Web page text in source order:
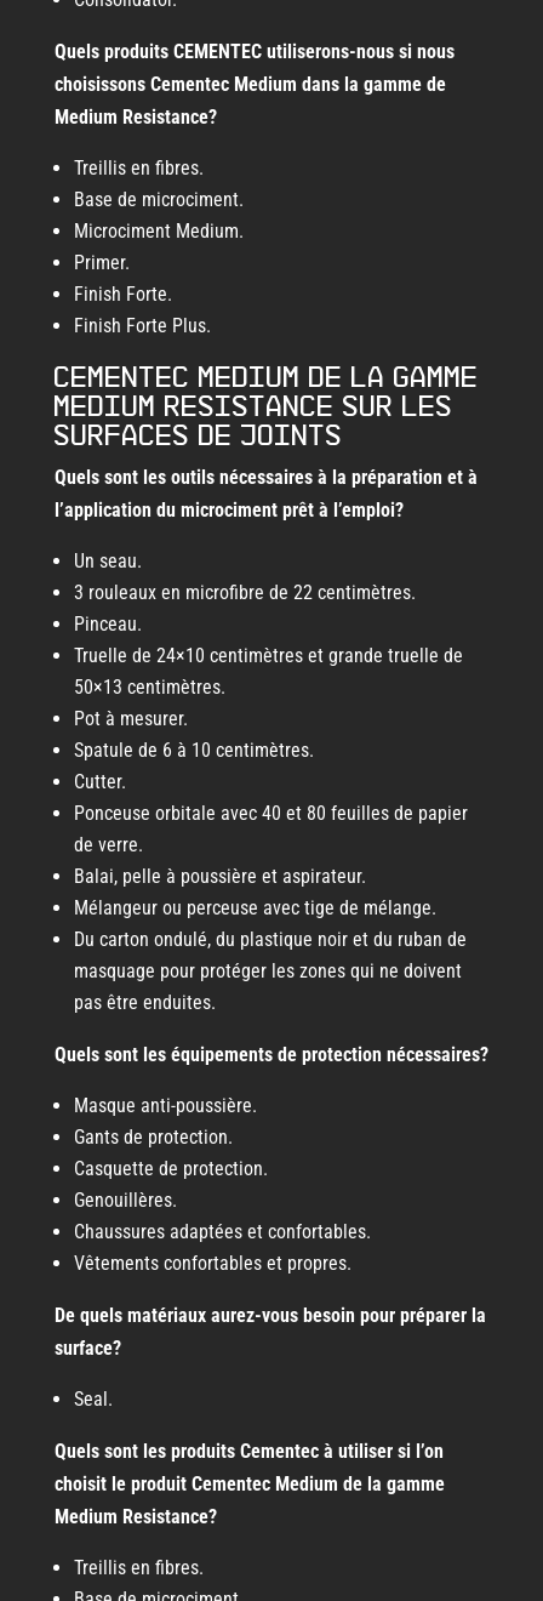
Quels produits CEMENTEC utiliserons-nous si nous
choisissons Cementec Medium dans la gamme de
Medium Resistance?
Treillis en fibres.
Base de microciment.
Microciment Medium.
Primer.
Finish Forte.
Finish Forte Plus.
Cementec Medium de la gamme
Medium Resistance sur les
surfaces de joints
Quels sont les outils nécessaires à la préparation et à
l’application du microciment prêt à l’emploi?
Un seau.
3 rouleaux en microfibre de 22 centimètres.
Pinceau.
Truelle de 24×10 centimètres et grande truelle de
50×13 centimètres.
Pot à mesurer.
Spatule de 6 à 10 centimètres.
Cutter.
Ponceuse orbitale avec 40 et 80 feuilles de papier
de verre.
Balai, pelle à poussière et aspirateur.
Mélangeur ou perceuse avec tige de mélange.
Du carton ondulé, du plastique noir et du ruban de
masquage pour protéger les zones qui ne doivent
pas être enduites.
Quels sont les équipements de protection nécessaires?
Masque anti-poussière.
Gants de protection.
Casquette de protection.
Genouillères.
Chaussures adaptées et confortables.
Vêtements confortables et propres.
De quels matériaux aurez-vous besoin pour préparer la
surface?
Seal.
Quels sont les produits Cementec à utiliser si l’on
choisit le produit Cementec Medium de la gamme
Medium Resistance?
Treillis en fibres.